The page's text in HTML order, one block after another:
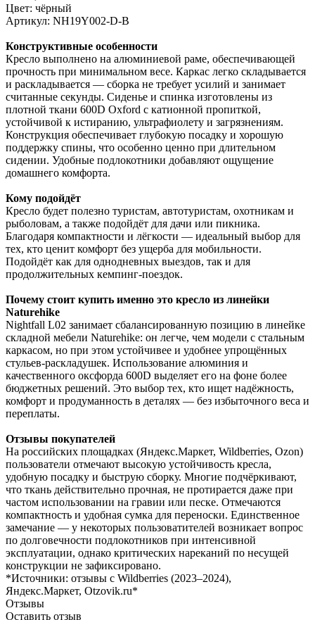
Цвет: чёрный
Артикул: NH19Y002-D-B
Конструктивные особенности
Кресло выполнено на алюминиевой раме, обеспечивающей
прочность при минимальном весе. Каркас легко складывается
и раскладывается — сборка не требует усилий и занимает
считанные секунды. Сиденье и спинка изготовлены из
плотной ткани 600D Oxford с катионной пропиткой,
устойчивой к истиранию, ультрафиолету и загрязнениям.
Конструкция обеспечивает глубокую посадку и хорошую
поддержку спины, что особенно ценно при длительном
сидении. Удобные подлокотники добавляют ощущение
домашнего комфорта.
Кому подойдёт
Кресло будет полезно туристам, автотуристам, охотникам и
рыболовам, а также подойдёт для дачи или пикника.
Благодаря компактности и лёгкости — идеальный выбор для
тех, кто ценит комфорт без ущерба для мобильности.
Подойдёт как для однодневных выездов, так и для
продолжительных кемпинг-поездок.
Почему стоит купить именно это кресло из линейки
Naturehike
Nightfall L02 занимает сбалансированную позицию в линейке
складной мебели Naturehike: он легче, чем модели с стальным
каркасом, но при этом устойчивее и удобнее упрощённых
стульев-раскладушек. Использование алюминия и
качественного оксфорда 600D выделяет его на фоне более
бюджетных решений. Это выбор тех, кто ищет надёжность,
комфорт и продуманность в деталях — без избыточного веса и
переплаты.
Отзывы покупателей
На российских площадках (Яндекс.Маркет, Wildberries, Ozon)
пользователи отмечают высокую устойчивость кресла,
удобную посадку и быструю сборку. Многие подчёркивают,
что ткань действительно прочная, не протирается даже при
частом использовании на гравии или песке. Отмечаются
компактность и удобная сумка для переноски. Единственное
замечание — у некоторых пользоватителей возникает вопрос
по долговечности подлокотников при интенсивной
эксплуатации, однако критических нареканий по несущей
конструкции не зафиксировано.
*Источники: отзывы с Wildberries (2023–2024),
Яндекс.Маркет, Otzovik.ru*
Отзывы
Оставить отзыв